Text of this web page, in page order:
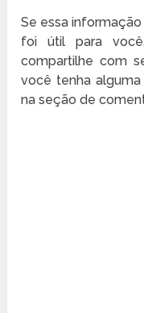
Se essa
foi útil para
compartilhe com
você tenha
na seção de